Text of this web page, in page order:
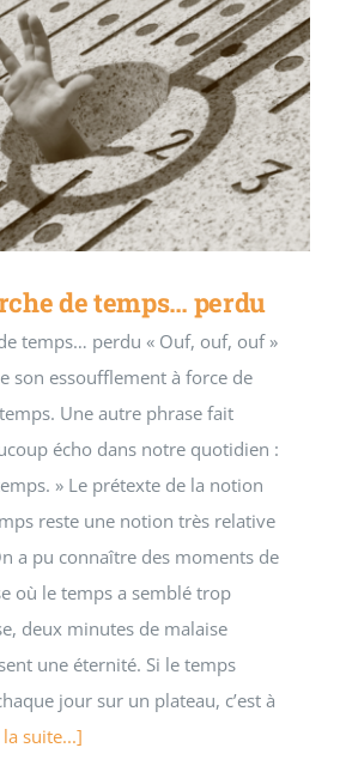
de temps… perdu
temps… perdu « Ouf, ouf, ouf »
son essoufflement à force de
Une autre phrase fait
écho dans notre quotidien :
» Le prétexte de la notion
reste une notion très relative
a pu connaître des moments de
où le temps a semblé trop
deux minutes de malaise
une éternité. Si le temps
jour sur un plateau, c’est à
suite...]